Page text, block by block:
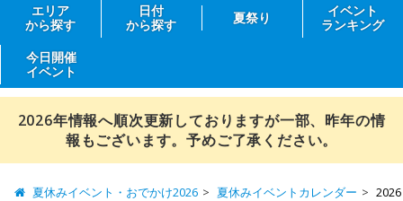
エリア
から探す
日付
から探す
夏祭り
イベント
ランキング
今日開催
イベント
2026年情報へ順次更新しておりますが一部、昨年の情
報もございます。予めご了承ください。
夏休みイベント・おでかけ2026 夏休みイベントカレンダー